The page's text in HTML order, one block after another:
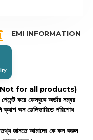
EMI INFORMATION
টাকা (Not for all products)
করে ফেসবুকে অর্ডার নম্বর
ক্যাশ অন ডেলিভারিতে পরিশোধ
তথ্য জানতে আমাদের কে কল করুন